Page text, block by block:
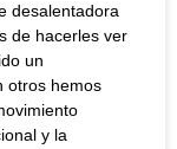
desalentadora
de hacerles ver
un
otros hemos
y la